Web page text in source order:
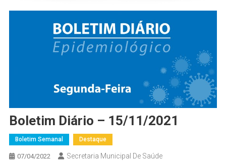
Boletim Diário – 15/11/2021
Boletim Semanal Destaque
07/04/2022 Secretaria Municipal De Saúde